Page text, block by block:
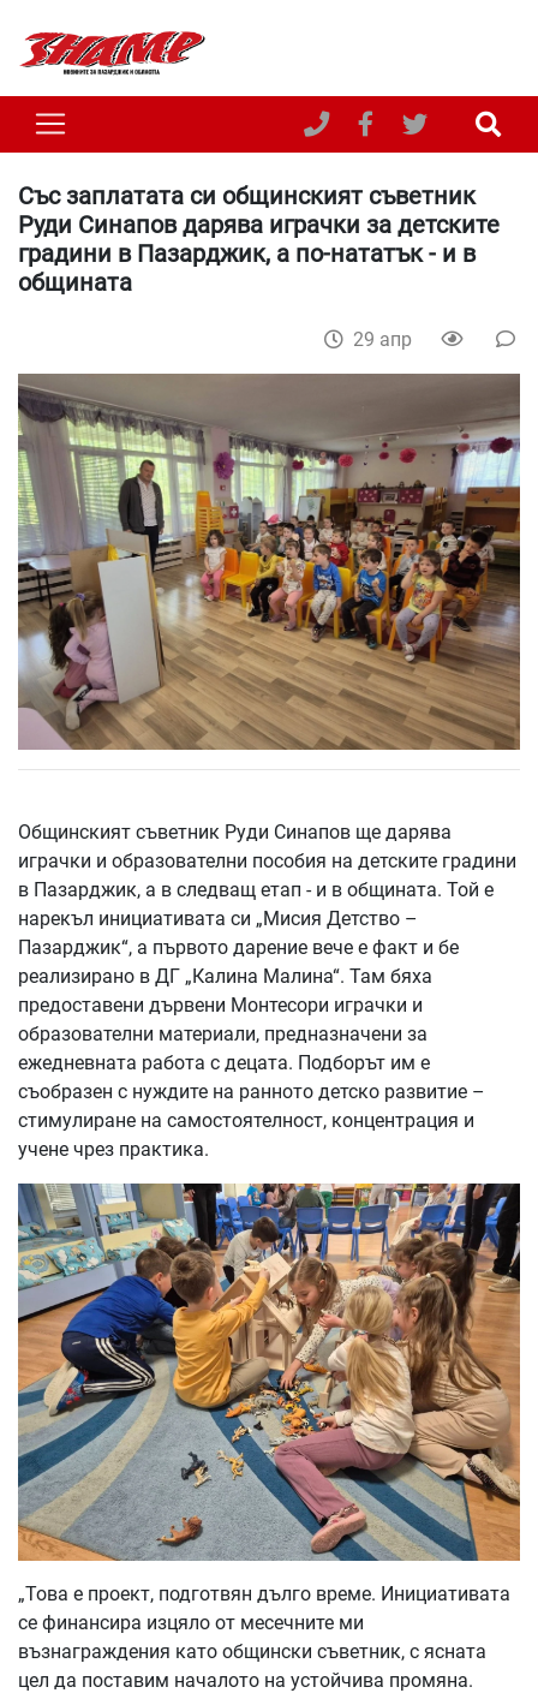
Със заплатата си общинският съветник
Руди Синапов дарява играчки за детските
градини в Пазарджик, а по-нататък - и в
общината
29 апр
Общинският съветник Руди Синапов ще дарява
играчки и образователни пособия на детските градини
в Пазарджик, а в следващ етап - и в общината. Той е
нарекъл инициативата си „Мисия Детство –
Пазарджик“, а първото дарение вече е факт и бе
реализирано в ДГ „Калина Малина“. Там бяха
предоставени дървени Монтесори играчки и
образователни материали, предназначени за
ежедневната работа с децата. Подборът им е
съобразен с нуждите на ранното детско развитие –
стимулиране на самостоятелност, концентрация и
учене чрез практика.
„Това е проект, подготвян дълго време. Инициативата
се финансира изцяло от месечните ми
възнаграждения като общински съветник, с ясната
цел да поставим началото на устойчива промяна.